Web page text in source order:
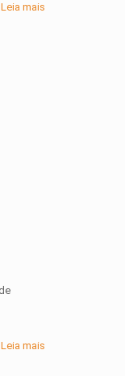
Leia mais
Leia mais